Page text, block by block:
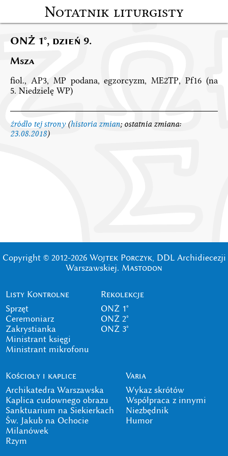
Notatnik liturgisty
ONŻ 1°, dzień 9.
Msza
fiol., AP3, MP podana, egzorcyzm, ME2TP, Pf16 (na
5. Niedzielę WP)
źródło tej strony(historia zmian; ostatnia zmiana:
23.08.2018)
Copyright © 2012-2026 Wojtek Porczyk, DDL Archidiecezji
Warszawskiej. Mastodon
Listy Kontrolne
Sprzęt
Ceremoniarz
Zakrystianka
Ministrant księgi
Ministrant mikrofonu
Rekolekcje
ONŻ 1°
ONŻ 2°
ONŻ 3°
Kościoły i kaplice
Archikatedra Warszawska
Kaplica cudownego obrazu
Sanktuarium na Siekierkach
Św. Jakub na Ochocie
Milanówek
Rzym
Varia
Wykaz skrótów
Współpraca z innymi
Niezbędnik
Humor